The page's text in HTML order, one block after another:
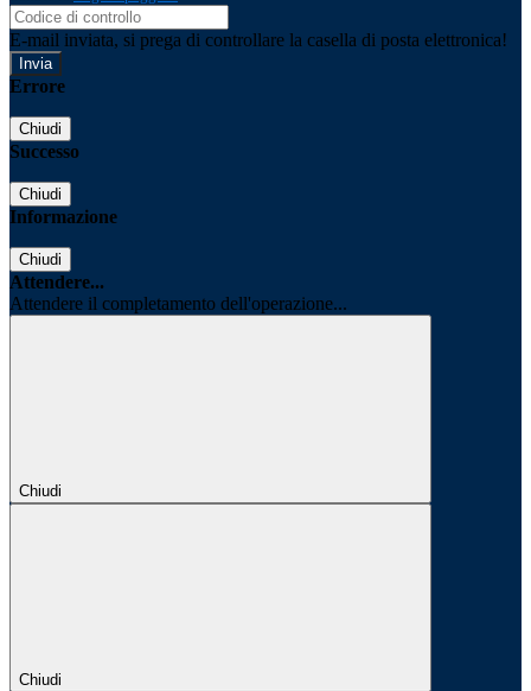
E-mail inviata, si prega di controllare la casella di posta elettronica!
Errore
Chiudi
Successo
Chiudi
Informazione
Chiudi
Attendere...
Attendere il completamento dell'operazione...
Chiudi
Chiudi